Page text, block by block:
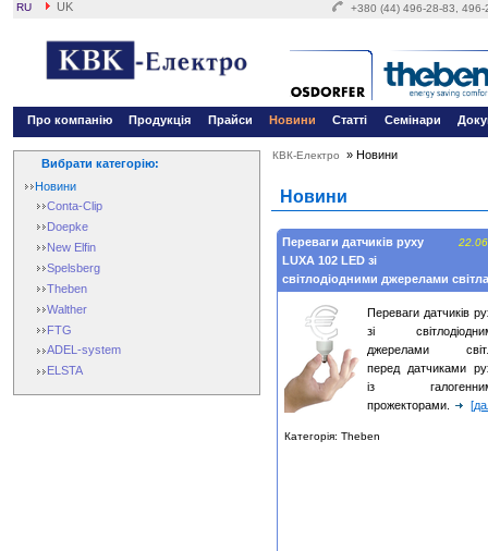
RU UK +380 (44) 496-28-83,
Про компанію Продукція Прайси Новини Статті Семінари
Вибрати категорію:
Новини
Conta-Clip
Doepke
New Elfin
Spelsberg
Theben
Walther
FTG
ADEL-system
ELSTA
КВК-Електро » Новини
Новини
Переваги датчиків руху
LUXA 102 LED зі
світлодіодними джерелами світла
Переваги датчиків
зі
джерелами
перед датчиками
із
прожекторами.
Категорія: Theben